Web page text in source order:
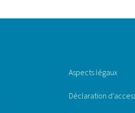
Aspects légaux
Déclaration